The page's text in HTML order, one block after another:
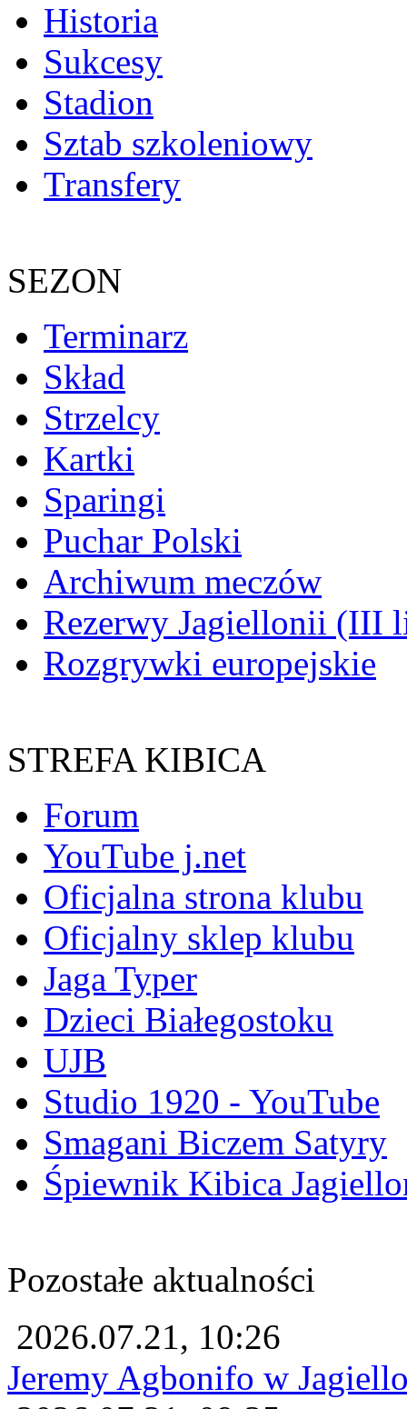
Historia
Sukcesy
Stadion
Sztab szkoleniowy
Transfery
SEZON
Terminarz
Skład
Strzelcy
Kartki
Sparingi
Puchar Polski
Archiwum meczów
Rezerwy Jagiellonii (III
Rozgrywki europejskie
STREFA KIBICA
Forum
YouTube j.net
Oficjalna strona klubu
Oficjalny sklep klubu
Jaga Typer
Dzieci Białegostoku
UJB
Studio 1920 - YouTube
Smagani Biczem Satyry
Śpiewnik Kibica
Pozostałe aktualności
2026.07.21, 10:26
Jeremy Agbonifo w